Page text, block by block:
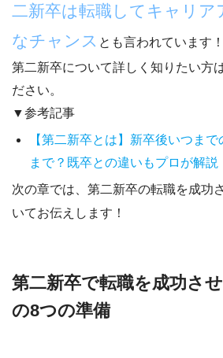
二新卒は転職してキャリア
なチャンス とも言われています！
第二新卒について詳しく知りたい方
ださい。
▼参考記事
【第二新卒とは】新卒後いつま
まで？既卒との違いもプロが解説
次の章では、第二新卒の転職を成功
いてお伝えします！
第二新卒で転職を成功さ
の8つの準備